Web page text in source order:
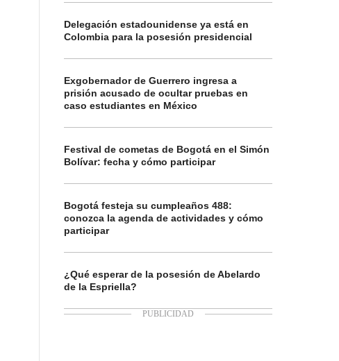
Delegación estadounidense ya está en
Colombia para la posesión presidencial
Exgobernador de Guerrero ingresa a
prisión acusado de ocultar pruebas en
caso estudiantes en México
Festival de cometas de Bogotá en el Simón
Bolívar: fecha y cómo participar
Bogotá festeja su cumpleaños 488:
conozca la agenda de actividades y cómo
participar
¿Qué esperar de la posesión de Abelardo
de la Espriella?